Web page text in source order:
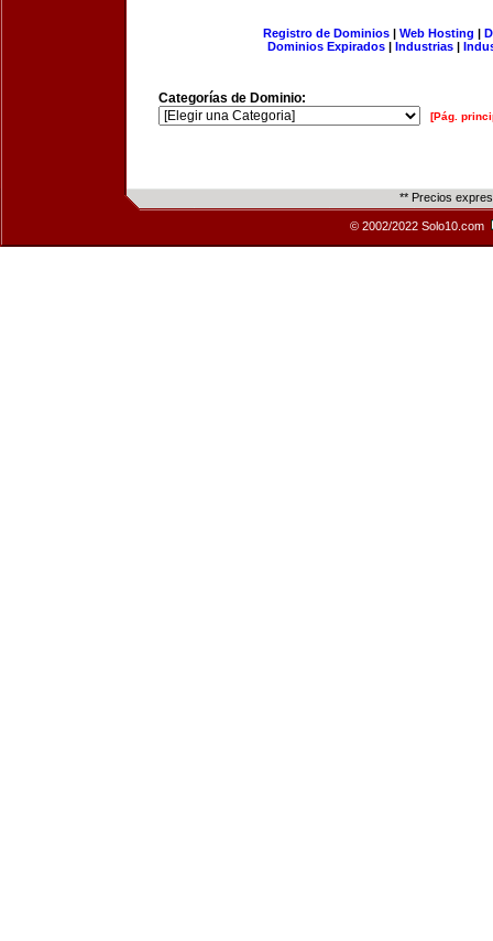
Registro de Dominios| Web Hosting |
Dominios Expirados | Industrias |
Categorías de Dominio:
[Pág.
** Precios
© 2002/2022 Solo10.com